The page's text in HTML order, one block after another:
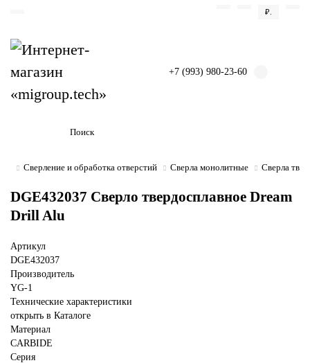
₽.
+7 (993) 980-23-60
Сверление и обработка отверстий Сверла монолитные Сверла
DGE432037 Сверло твердосплавное Dream
Drill Alu
Артикул
DGE432037
Производитель
YG-1
Технические характеристики
открыть в Каталоге
Материал
CARBIDE
Серия